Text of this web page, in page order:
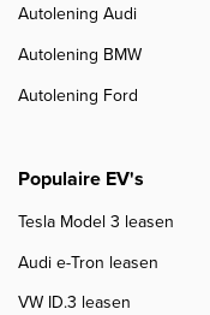
Autolening Audi
Autolening BMW
Autolening Ford
Populaire EV's
Tesla Model 3 leasen
Audi e-Tron leasen
VW ID.3 leasen